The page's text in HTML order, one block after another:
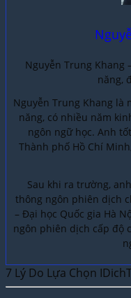
Nguyễn Trung Khang
năng,
Nguyễn Trung Khang là
năng, có nhiều năm
ngôn ngữ học. Anh
Thành phố Hồ Chí
Sau khi ra trường,
thông ngôn phiên dịch
– Đại học Quốc gia Hà
ngôn phiên dịch cấp độ
7 Lý Do Lựa Chọn